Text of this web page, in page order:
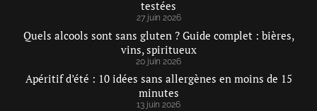
testées
27 juin 2026
Quels alcools sont sans gluten ? Guide complet : bières,
vins, spiritueux
20 juin 2026
Apéritif d’été : 10 idées sans allergènes en moins de 15
minutes
13 juin 2026